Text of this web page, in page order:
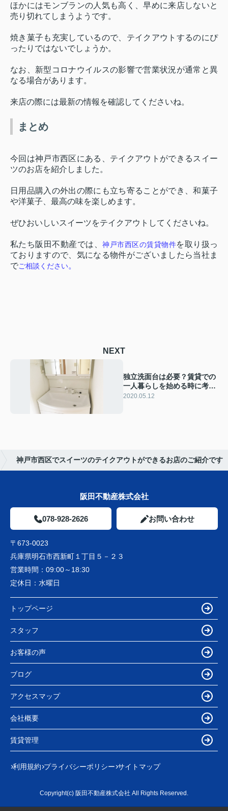
ほかにはモンブランの人気も高く、早めに来店しないと
売り切れてしまうようです。
焼き菓子も充実しているので、テイクアウトするのにぴ
ったりではないでしょうか。
なお、新型コロナウイルスの影響で営業状況が通常と異
なる場合があります。
来店の際には最新の情報を確認してくださいね。
まとめ
今回は神戸市西区にある、テイクアウトができるスイー
ツのお店を紹介しました。
日用品購入の外出の際にも立ち寄ることができ、和菓子
や洋菓子、最高の味を楽しめます。
ぜひおいしいスイーツをテイクアウトしてくださいね。
私たち阪田不動産では、神戸市西区の賃貸物件を取り扱っ
ておりますので、気になる物件がございましたら当社ま
でご相談 ください。
NEXT
独立洗面台は必要？賃貸での
一人暮らしを始める時に考え
てみよう
2020.05.12
神戸市西区でスイーツのテイクアウトができるお店のご紹介です
阪田不動産株式会社
078-928-2626 お問い合わせ
〒673-0023
兵庫県明石市西新町１丁目５－２３
営業時間： 09:00～18:30
定休日： 水曜日
トップページ
スタッフ
お客様の声
ブログ
アクセスマップ
会社概要
賃貸管理
利用規約 プライバシーポリシー サイトマップ
Copyright(c) 阪田不動産株式会社 All Rights Reserved.